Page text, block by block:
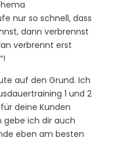
nur so schnell, dass
dann verbrennst
verbrennt erst
auf den Grund. Ich
1 und 2
deine Kunden
gebe ich dir auch
eben am besten